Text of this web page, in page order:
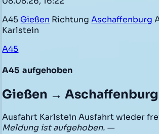
A45 Gießen RichtungAschaffenburg
Karlstein
A45
A45 aufgehoben
Gießen → Aschaffenburg
Ausfahrt Karlstein Ausfahrt wieder
Meldung ist aufgehoben. —